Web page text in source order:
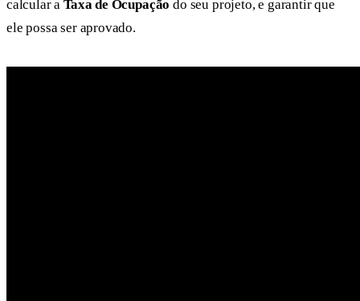
calcular aTaxa de Ocupação do seu projeto, e garantir que
ele possa ser aprovado.